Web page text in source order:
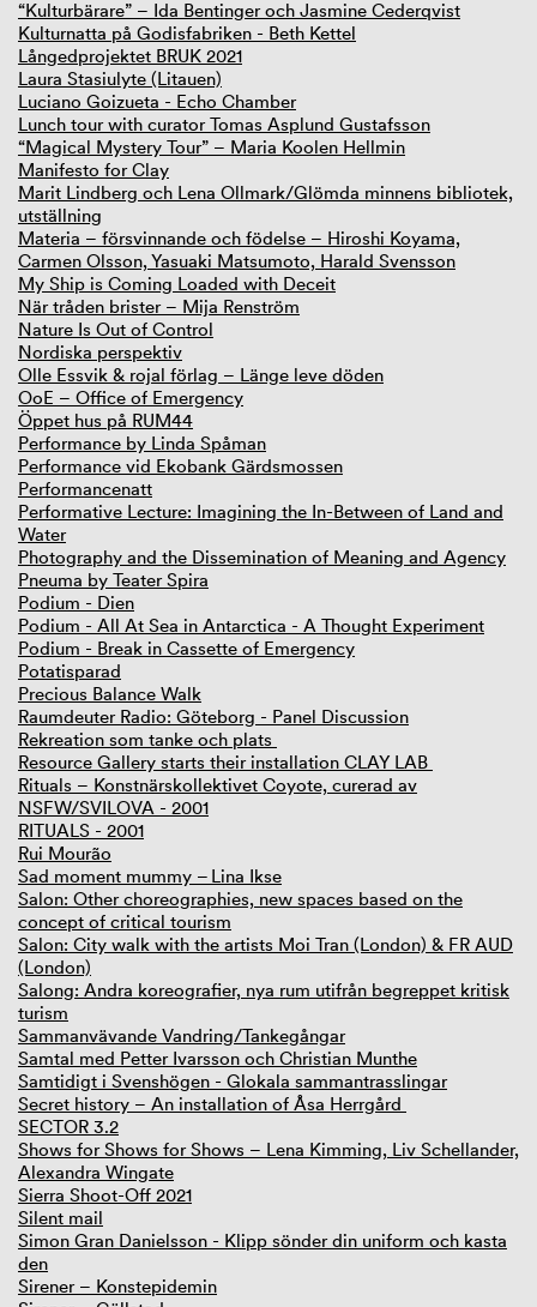
“Kulturbärare” – Ida Bentinger och Jasmine Cederqvist
Kulturnatta på Godisfabriken - Beth Kettel
Långedprojektet BRUK 2021
Laura Stasiulyte (Litauen)
Luciano Goizueta - Echo Chamber
Lunch tour with curator Tomas Asplund Gustafsson
“Magical Mystery Tour” – Maria Koolen Hellmin
Manifesto for Clay
Marit Lindberg och Lena Ollmark/Glömda minnens bibliotek,
utställning
Materia – försvinnande och födelse – Hiroshi Koyama,
Carmen Olsson, Yasuaki Matsumoto, Harald Svensson
My Ship is Coming Loaded with Deceit
När tråden brister – Mija Renström
Nature Is Out of Control
Nordiska perspektiv
Olle Essvik & rojal förlag – Länge leve döden
OoE – Office of Emergency
Öppet hus på RUM44
Performance by Linda Spåman
Performance vid Ekobank Gärdsmossen
Performancenatt
Performative Lecture: Imagining the In-Between of Land and
Water
Photography and the Dissemination of Meaning and Agency
Pneuma by Teater Spira
Podium - Dien
Podium - All At Sea in Antarctica - A Thought Experiment
Podium - Break in Cassette of Emergency
Potatisparad
Precious Balance Walk
Raumdeuter Radio: Göteborg - Panel Discussion
Rekreation som tanke och plats
Resource Gallery starts their installation CLAY LAB
Rituals – Konstnärskollektivet Coyote, curerad av
NSFW/SVILOVA - 2001
RITUALS - 2001
Rui Mourão
Sad moment mummy – Lina Ikse
Salon: Other choreographies, new spaces based on the
concept of critical tourism
Salon: City walk with the artists Moi Tran (London) & FR AUD
(London)
Salong: Andra koreografier, nya rum utifrån begreppet kritisk
turism
Sammanvävande Vandring/Tankegångar
Samtal med Petter Ivarsson och Christian Munthe
Samtidigt i Svenshögen - Glokala sammantrasslingar
Secret history – An installation of Åsa Herrgård
SECTOR 3.2
Shows for Shows for Shows – Lena Kimming, Liv Schellander,
Alexandra Wingate
Sierra Shoot-Off 2021
Silent mail
Simon Gran Danielsson - Klipp sönder din uniform och kasta
den
Sirener – Konstepidemin